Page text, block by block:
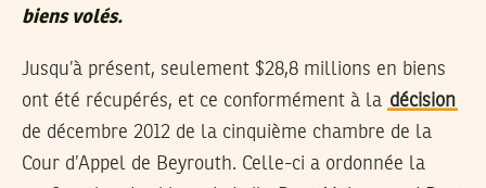
biens volés.
Jusqu’à présent, seulement $28,8 millions en biens
ont été récupérés, et ce conformément à la décision
de décembre 2012 de la cinquième chambre de la
Cour d’Appel de Beyrouth. Celle-ci a ordonnée la